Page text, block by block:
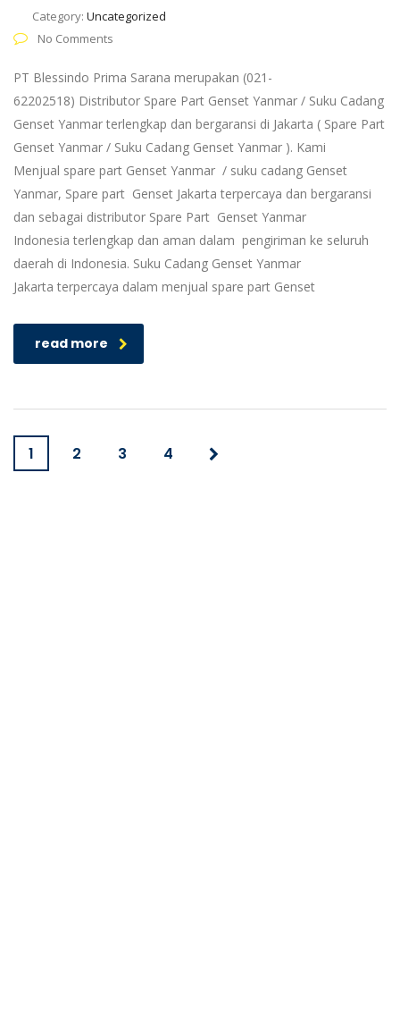
Category: Uncategorized
No Comments
PT Blessindo Prima Sarana merupakan (021-
62202518) Distributor Spare Part Genset Yanmar / Suku Cadang
Genset Yanmar terlengkap dan bergaransi di Jakarta ( Spare Part
Genset Yanmar / Suku Cadang Genset Yanmar ). Kami
Menjual spare part Genset Yanmar / suku cadang Genset
Yanmar, Spare part Genset Jakarta terpercaya dan bergaransi
dan sebagai distributor Spare Part Genset Yanmar
Indonesia terlengkap dan aman dalam pengiriman ke seluruh
daerah di Indonesia. Suku Cadang Genset Yanmar
Jakarta terpercaya dalam menjual spare part Genset
read more
1 2 3 4